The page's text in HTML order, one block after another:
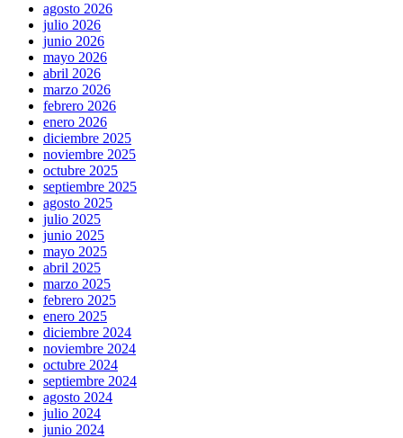
agosto 2026
julio 2026
junio 2026
mayo 2026
abril 2026
marzo 2026
febrero 2026
enero 2026
diciembre 2025
noviembre 2025
octubre 2025
septiembre 2025
agosto 2025
julio 2025
junio 2025
mayo 2025
abril 2025
marzo 2025
febrero 2025
enero 2025
diciembre 2024
noviembre 2024
octubre 2024
septiembre 2024
agosto 2024
julio 2024
junio 2024